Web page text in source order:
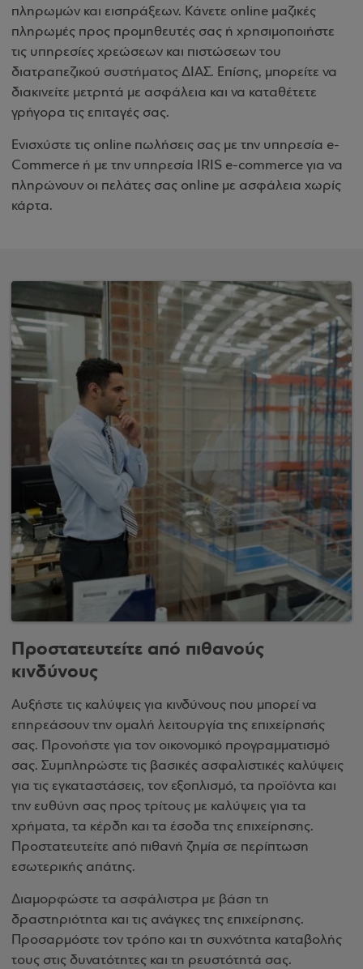
πληρωμών και εισπράξεων. Κάνετε online μαζικές
πληρωμές προς προμηθευτές σας ή χρησιμοποιήστε
τις υπηρεσίες χρεώσεων και πιστώσεων του
διατραπεζικού συστήματος ΔΙΑΣ. Επίσης, μπορείτε να
διακινείτε μετρητά με ασφάλεια και να καταθέτετε
γρήγορα τις επιταγές σας.
Ενισχύστε τις online πωλήσεις σας με την υπηρεσία e-
Commerce ή με την υπηρεσία IRIS e-commerce για να
πληρώνουν οι πελάτες σας online με ασφάλεια χωρίς
κάρτα.
Προστατευτείτε από πιθανούς
κινδύνους
Αυξήστε τις καλύψεις για κινδύνους που μπορεί να
επηρεάσουν την ομαλή λειτουργία της επιχείρησής
σας. Προνοήστε για τον οικονομικό προγραμματισμό
σας. Συμπληρώστε τις βασικές ασφαλιστικές καλύψεις
για τις εγκαταστάσεις, τον εξοπλισμό, τα προϊόντα και
την ευθύνη σας προς τρίτους με καλύψεις για τα
χρήματα, τα κέρδη και τα έσοδα της επιχείρησης.
Προστατευτείτε από πιθανή ζημία σε περίπτωση
εσωτερικής απάτης.
Διαμορφώστε τα ασφάλιστρα με βάση τη
δραστηριότητα και τις ανάγκες της επιχείρησης.
Προσαρμόστε τον τρόπο και τη συχνότητα καταβολής
τους στις δυνατότητες και τη ρευστότητά σας.